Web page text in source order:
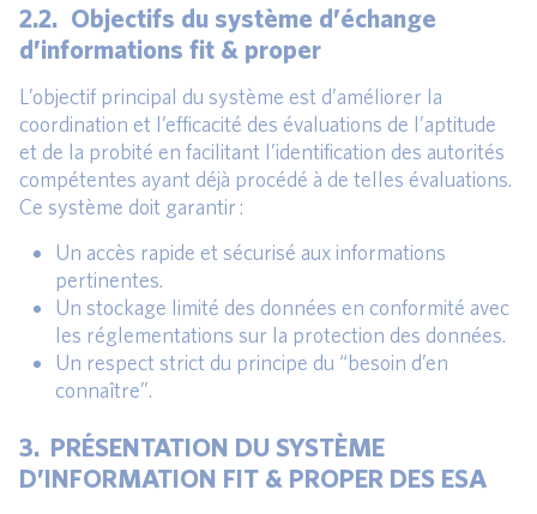
2.2. Objectifs du système d’échange
d’informations fit & proper
L’objectif principal du système est d’améliorer la
coordination et l’efficacité des évaluations de l’aptitude
et de la probité en facilitant l’identification des autorités
compétentes ayant déjà procédé à de telles évaluations.
Ce système doit garantir :
Un accès rapide et sécurisé aux informations
pertinentes.
Un stockage limité des données en conformité avec
les réglementations sur la protection des données.
Un respect strict du principe du “besoin d’en
connaître”.
3. PRÉSENTATION DU SYSTÈME
D’INFORMATION FIT & PROPER DES ESA